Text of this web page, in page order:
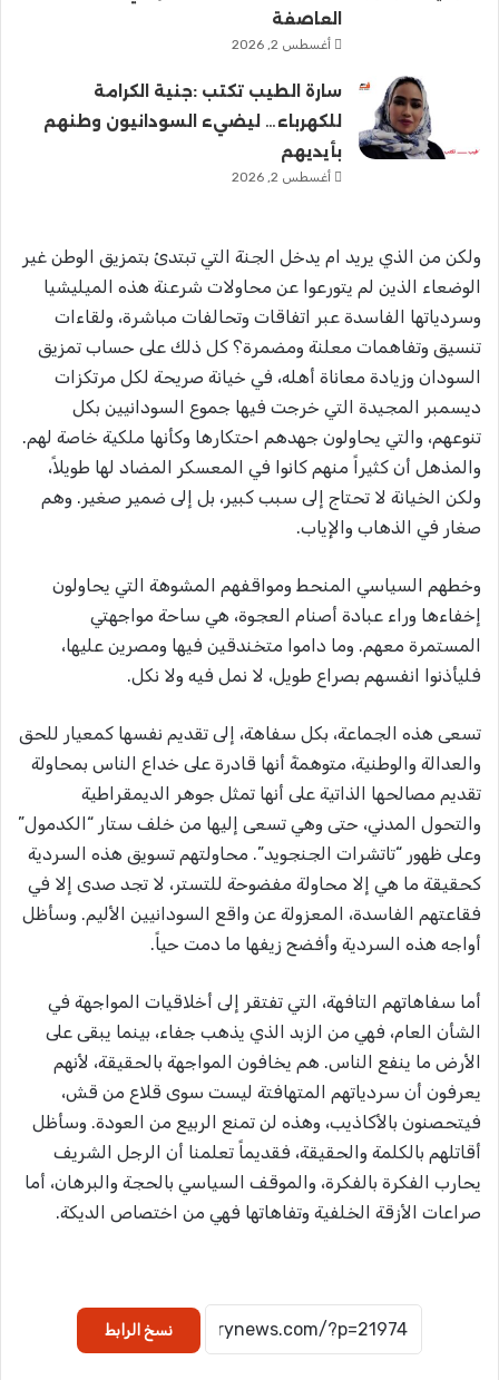
العاصفة
أغسطس 2, 2026
سارة الطيب تكتب :جنية الكرامة
للكهرباء… ليضيء السودانيون وطنهم
بأيديهم
أغسطس 2, 2026
ولكن من الذي يريد ام يدخل الجنةَ التي تبتدئ بتمزيق الوطن غير
الوضعاء الذين لم يتورعوا عن محاولات شرعنة هذه الميليشيا
وسردياتها الفاسدة عبر اتفاقات وتحالفات مباشرة، ولقاءات
تنسيق وتفاهمات معلنة ومضمرة؟ كل ذلك على حساب تمزيق
السودان وزيادة معاناة أهله، في خيانة صريحة لكل مرتكزات
ديسمبر المجيدة التي خرجت فيها جموع السودانيين بكل
تنوعهم، والتي يحاولون جهدهم احتكارها وكأنها ملكية خاصة لهم.
والمذهل أن كثيراً منهم كانوا في المعسكر المضاد لها طويلاً،
ولكن الخيانة لا تحتاج إلى سبب كبير، بل إلى ضمير صغير. وهم
صغار في الذهاب والإياب.
وخطهم السياسي المنحط ومواقفهم المشوهة التي يحاولون
إخفاءها وراء عبادة أصنام العجوة، هي ساحة مواجهتي
المستمرة معهم. وما داموا متخندقين فيها ومصرين عليها،
فليأذنوا انفسهم بصراع طويل، لا نمل فيه ولا نكل.
تسعى هذه الجماعة، بكل سفاهة، إلى تقديم نفسها كمعيار للحق
والعدالة والوطنية، متوهمةً أنها قادرة على خداع الناس بمحاولة
تقديم مصالحها الذاتية على أنها تمثل جوهر الديمقراطية
والتحول المدني، حتى وهي تسعى إليها من خلف ستار “الكدمول”
وعلى ظهور “تاتشرات الجنجويد”. محاولتهم تسويق هذه السردية
كحقيقة ما هي إلا محاولة مفضوحة للتستر، لا تجد صدى إلا في
فقاعتهم الفاسدة، المعزولة عن واقع السودانيين الأليم. وسأظل
أواجه هذه السردية وأفضح زيفها ما دمت حياً.
أما سفاهاتهم التافهة، التي تفتقر إلى أخلاقيات المواجهة في
الشأن العام، فهي من الزبد الذي يذهب جفاء، بينما يبقى على
الأرض ما ينفع الناس. هم يخافون المواجهة بالحقيقة، لأنهم
يعرفون أن سردياتهم المتهافتة ليست سوى قلاع من قش،
فيتحصنون بالأكاذيب، وهذه لن تمنع الربيع من العودة. وسأظل
أقاتلهم بالكلمة والحقيقة، فقديماً تعلمنا أن الرجل الشريف
يحارب الفكرة بالفكرة، والموقف السياسي بالحجة والبرهان، أما
صراعات الأزقة الخلفية وتفاهاتها فهي من اختصاص الديكة.
نسخ الرابط